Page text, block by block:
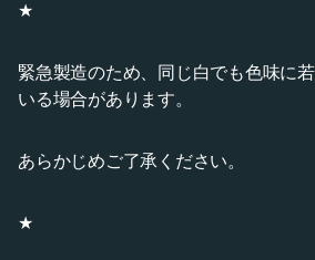
★
緊急製造のため、同じ白でも色味に
いる場合があります。
あらかじめご了承ください。
★